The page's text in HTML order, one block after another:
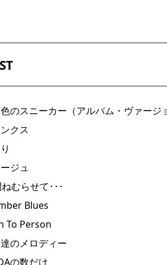
のスニーカー（アルバム・ヴァージ
クス
ジュ
むらせて･･･
Blues
To Person
のメロディー
の数だけ